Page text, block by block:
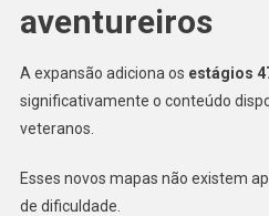
aventureiros
A expansão adiciona os estágios
significativamente o conteúdo
veteranos.
Esses novos mapas não existem
de dificuldade.